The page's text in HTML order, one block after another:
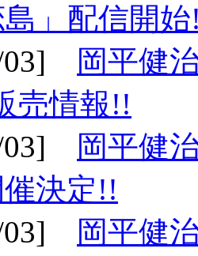
島」配信開
03]
岡平健
売情報!!
03]
岡平健
決定!!
03]
岡平健